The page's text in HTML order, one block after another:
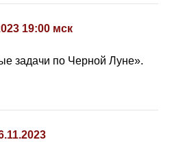
19:00 мск
задачи по Черной Луне».